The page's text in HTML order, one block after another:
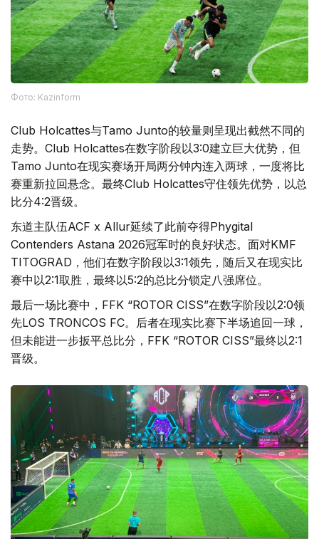
Фото: Kazinform
Club Holcattes与Tamo Junto的较量则呈现出截然不同的
走势。Club Holcattes在数字阶段以3:0建立巨大优势，但
Tamo Junto在现实赛场开局两分钟内连入两球，一度将比
赛重新拉回悬念。最终Club Holcattes守住领先优势，以总
比分4:2晋级。
东道主队伍ACF x Allur延续了此前夺得Phygital
Contenders Astana 2026冠军时的良好状态。面对KMF
TITOGRAD，他们在数字阶段以3:1领先，随后又在现实比
赛中以2:1取胜，最终以5:2的总比分锁定八强席位。
最后一场比赛中，FFK “ROTOR CISS”在数字阶段以2:0领
先LOS TRONCOS FC。后者在现实比赛下半场追回一球，
但未能进一步扳平总比分，FFK “ROTOR CISS”最终以2:1
晋级。